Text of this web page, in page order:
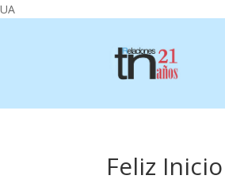
UA
Feliz